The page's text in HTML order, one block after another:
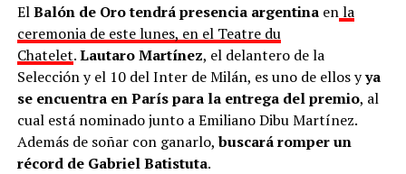
ElBalón de Oro tendrá presencia argentinaenla
ceremonia de este lunes, en el Teatre du
Chatelet.Lautaro Martínez, el delantero de la
Selección y el 10 del Inter de Milán, es uno de ellos yya
se encuentra en París para la entrega del premio, al
cual está nominado junto a Emiliano Dibu Martínez.
Además de soñar con ganarlo,buscará romper un
récord de Gabriel Batistuta.